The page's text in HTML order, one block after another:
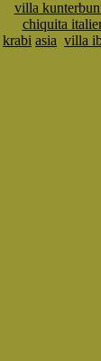
villa
chiquita
krabi asia villa